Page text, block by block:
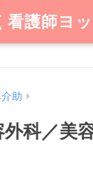
看護師ヨ
助
外科／美